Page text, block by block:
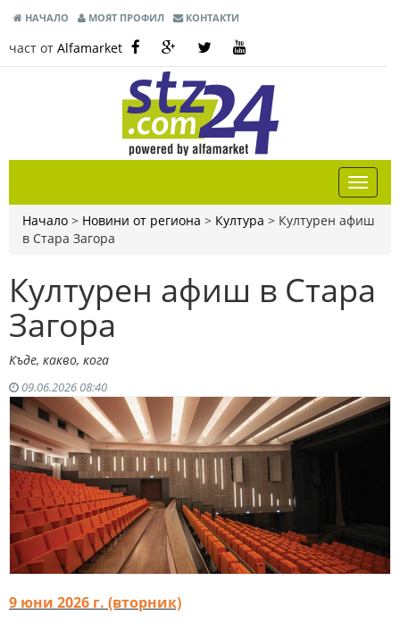
НАЧАЛО МОЯТ ПРОФИЛ КОНТАКТИ
част от Alfamarket
Начало > Новини от региона > Култура > Културен афиш
в Стара Загора
Културен афиш в Стара
Загора
Къде, какво, кога
09.06.2026 08:40
9 юни 2026 г. (вторник)